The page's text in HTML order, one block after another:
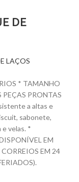
DE
LAÇOS
* TAMANHO
PEÇAS PRONTAS
a altas e
sabonete,
e velas. *
EM
EM 24